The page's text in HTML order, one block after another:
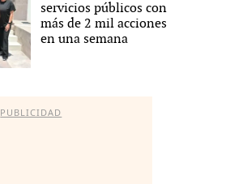
servicios públicos con
más de 2 mil acciones
en una semana
PUBLICIDAD